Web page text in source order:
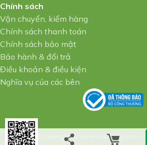
Chính sách
Vận chuyển, kiểm hàng
Chính sách thanh toán
Chính sách bảo mật
Bảo hành & đổi trả
Điều khoản & điều kiện
Nghĩa vụ của các bên
© Copyright By vanniemphong.com –